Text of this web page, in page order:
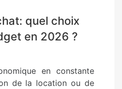
quel choix
en 2026 ?
en constante
de la location ou de